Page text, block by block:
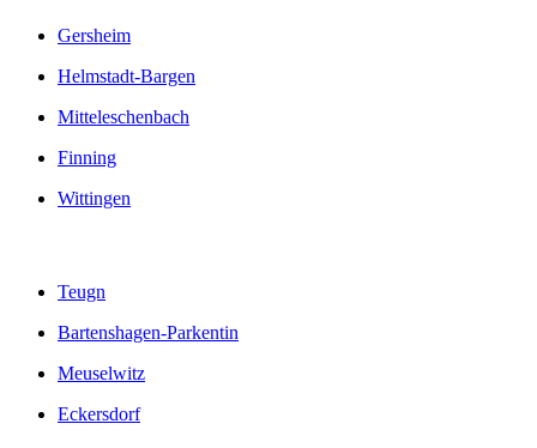
Gersheim
Helmstadt-Bargen
Mitteleschenbach
Finning
Wittingen
Teugn
Bartenshagen-Parkentin
Meuselwitz
Eckersdorf